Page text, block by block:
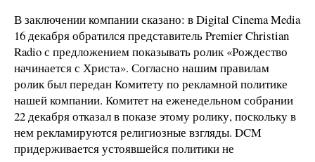
В заключении компании сказано: в Digital Cinema Media
16 декабря обратился представитель Premier Christian
Radio с предложением показывать ролик «Рождество
начинается с Христа». Согласно нашим правилам
ролик был передан Комитету по рекламной политике
нашей компании. Комитет на еженедельном собрании
22 декабря отказал в показе этому ролику, поскольку в
нем рекламируются религиозные взгляды. DCM
придерживается устоявшейся политики не